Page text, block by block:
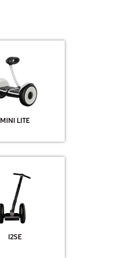
MINI LITE
I2SE